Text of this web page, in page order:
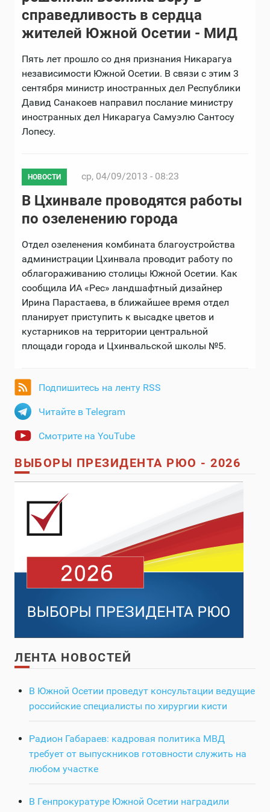
справедливость в сердца
жителей Южной Осетии - МИД
Пять лет прошло со дня признания Никарагуа
независимости Южной Осетии. В связи с этим 3
сентября министр иностранных дел Республики
Давид Санакоев направил послание министру
иностранных дел Никарагуа Самуэлю Сантосу
Лопесу.
НОВОСТИ ср, 04/09/2013 - 08:23
В Цхинвале проводятся работы
по озеленению города
Отдел озеленения комбината благоустройства
администрации Цхинвала проводит работу по
облагораживанию столицы Южной Осетии. Как
сообщила ИА «Рес» ландшафтный дизайнер
Ирина Парастаева, в ближайшее время отдел
планирует приступить к высадке цветов и
кустарников на территории центральной
площади города и Цхинвальской школы №5.
Подпишитесь на ленту RSS
Читайте в Telegram
Смотрите на YouTube
ВЫБОРЫ ПРЕЗИДЕНТА РЮО - 2026
ЛЕНТА НОВОСТЕЙ
В Южной Осетии проведут консультации ведущие
российские специалисты по хирургии кисти
Радион Габараев: кадровая политика МВД
требует от выпускников готовности служить на
любом участке
В Генпрокуратуре Южной Осетии наградили